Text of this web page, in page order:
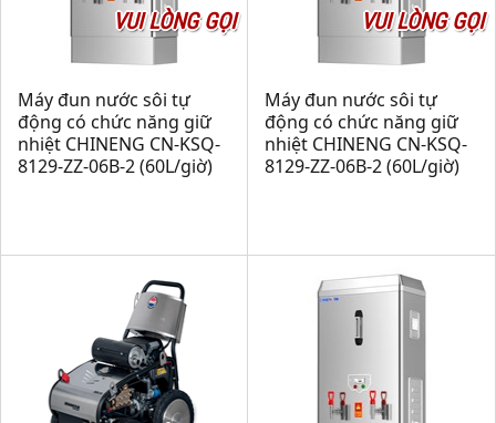
VUI LÒNG GỌI
Máy đun nước sôi tự
động có chức năng giữ
nhiệt CHINENG CN-KSQ-
8129-ZZ-06B-2 (60L/giờ)
VUI LÒNG GỌI
Máy đun nước sôi tự
động có chức năng giữ
nhiệt CHINENG CN-KSQ-
8129-ZZ-06B-2 (60L/giờ)